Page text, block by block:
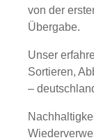
von der
Übergabe.
Unser
Sortieren,
–